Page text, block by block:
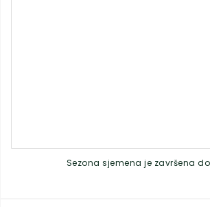
Sezona sjemena je završena